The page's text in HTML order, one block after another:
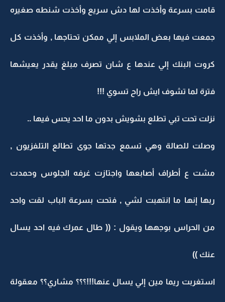
قامت بسرعة وأخذت لها دش سريع وأخذت شنطه صغيره
جمعت فيها بعض الملابس إلي ممكن تحتاجها , وأخذت كل
كروت البنك إلي عندها ع شان تصرف مبلغ يقدر يعيشها
فترة لما تشوف ايش راح تسوي !!!
نزلت تحت تبي تطلع بشويش بدون ما احد يحس فيها ..
وصلت للصالة وهي تسمع جدتها جوى تطالع التلفزيون ,
مشت ع أطراف أصابعها واجتازت غرفه الجلوس وحمدت
ربها إنها ما انتهبت لشي , فتحت بسرعة الباب لقت واحد
من الحراس بوجهها ويقول : (( طال عمرك فيه احد يسال
عنك ))
استغربت ريما مين إلي يسال عنها!!!؟؟؟ مشاري؟؟ معقولة